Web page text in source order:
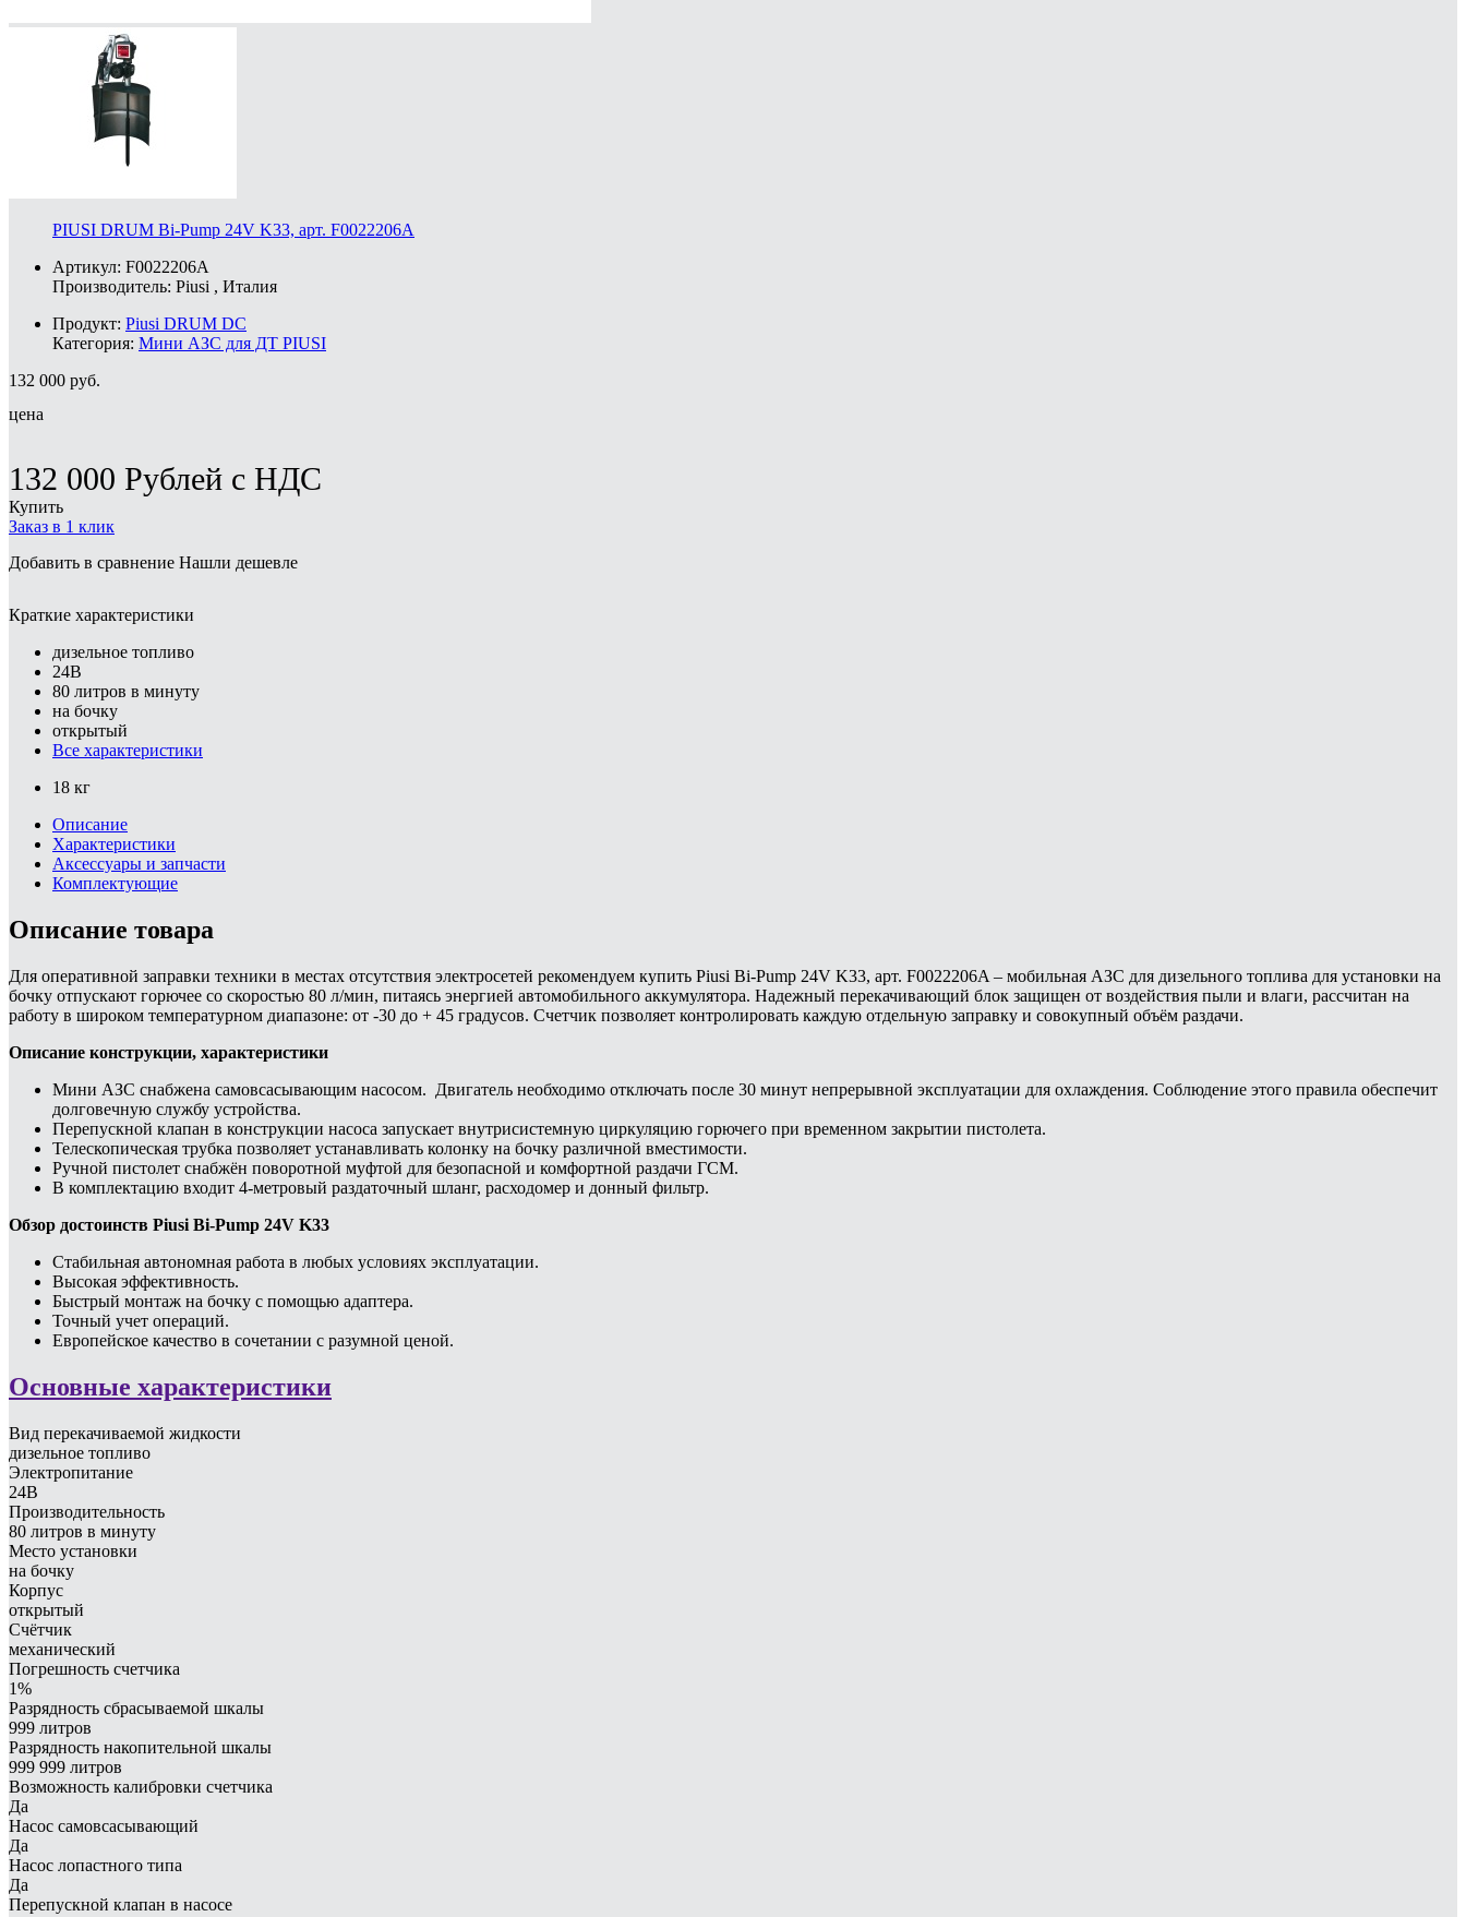
PIUSI DRUM Bi-Pump 24V K33, арт. F0022206A
Артикул: F0022206A
Производитель: Piusi , Италия
Продукт: Piusi DRUM DC
Категория: Мини АЗС для ДТ PIUSI
132 000 руб.
цена
132 000 Рублей с НДС
Купить
Заказ в 1 клик
Добавить в сравнение Нашли дешевле
Краткие характеристики
дизельное топливо
24В
80 литров в минуту
на бочку
открытый
Все характеристики
18 кг
Описание
Характеристики
Аксессуары и запчасти
Комплектующие
Описание товара
Для оперативной заправки техники в местах отсутствия электросетей рекомендуем купить Piusi Bi-Pump 24V K33, арт. F0022206A – мобильная АЗС для дизельного топлива для установки на
бочку отпускают горючее со скоростью 80 л/мин, питаясь энергией автомобильного аккумулятора. Надежный перекачивающий блок защищен от воздействия пыли и влаги, рассчитан на
работу в широком температурном диапазоне: от -30 до + 45 градусов. Счетчик позволяет контролировать каждую отдельную заправку и совокупный объём раздачи.
Описание конструкции, характеристики
Мини АЗС снабжена самовсасывающим насосом. Двигатель необходимо отключать после 30 минут непрерывной эксплуатации для охлаждения. Соблюдение этого правила обеспечит
долговечную службу устройства.
Перепускной клапан в конструкции насоса запускает внутрисистемную циркуляцию горючего при временном закрытии пистолета.
Телескопическая трубка позволяет устанавливать колонку на бочку различной вместимости.
Ручной пистолет снабжён поворотной муфтой для безопасной и комфортной раздачи ГСМ.
В комплектацию входит 4-метровый раздаточный шланг, расходомер и донный фильтр.
Обзор достоинств Piusi Bi-Pump 24V K33
Стабильная автономная работа в любых условиях эксплуатации.
Высокая эффективность.
Быстрый монтаж на бочку с помощью адаптера.
Точный учет операций.
Европейское качество в сочетании с разумной ценой.
Основные характеристики
Вид перекачиваемой жидкости
дизельное топливо
Электропитание
24В
Производительность
80 литров в минуту
Место установки
на бочку
Корпус
открытый
Счётчик
механический
Погрешность счетчика
1%
Разрядность сбрасываемой шкалы
999 литров
Разрядность накопительной шкалы
999 999 литров
Возможность калибровки счетчика
Да
Насос самовсасывающий
Да
Насос лопастного типа
Да
Перепускной клапан в насосе